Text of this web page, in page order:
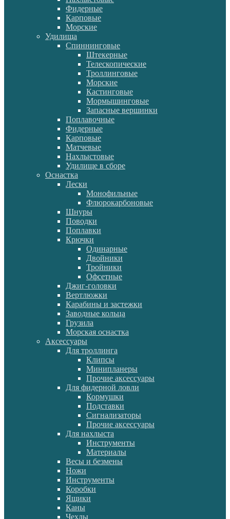
Фидерные
Карповые
Морские
Удилища
Спиннинговые
Штекерные
Телескопические
Троллинговые
Морские
Кастинговые
Мормышинговые
Запасные вершинки
Поплавочные
Фидерные
Карповые
Матчевые
Нахлыстовые
Удилище в сборе
Оснастка
Лески
Монофильные
Флюрокарбоновые
Шнуры
Поводки
Поплавки
Крючки
Одинарные
Двойники
Тройники
Офсетные
Джиг-головки
Вертлюжки
Карабины и застежки
Заводные кольца
Грузила
Морская оснастка
Аксессуары
Для троллинга
Клипсы
Минипланеры
Прочие аксессуары
Для фидерной ловли
Кормушки
Подставки
Сигнализаторы
Прочие аксессуары
Для нахлыста
Инструменты
Материалы
Весы и безмены
Ножи
Инструменты
Коробки
Ящики
Каны
Чехлы